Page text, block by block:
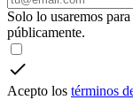
Solo lo usaremos
públicamente.
Acepto los términos